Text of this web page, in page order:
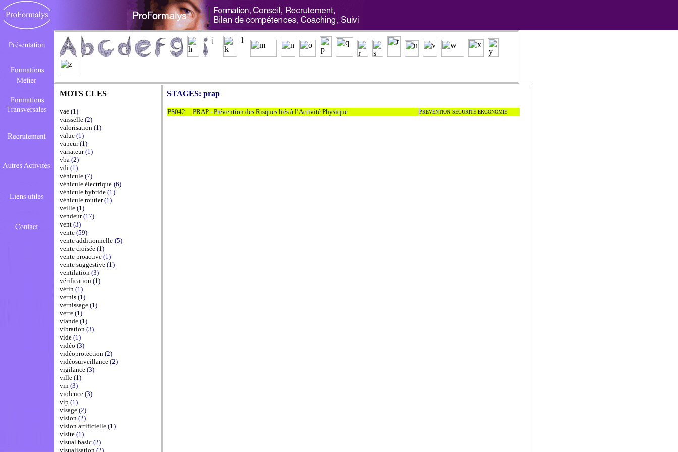
MOTS CLES
vae (1)
vaisselle (2)
valorisation (1)
value (1)
vapeur(1)
variateur(1)
vba (2)
vdi (1)
véhicule (7)
véhicule électrique (6)
véhicule hybride (1)
véhicule routier(1)
veille (1)
vendeur(17)
vent (3)
vente (59)
vente additionnelle (5)
vente croisée (1)
vente proactive (1)
vente suggestive (1)
ventilation (3)
vérification (1)
vérin (1)
vernis (1)
vernissage (1)
verre (1)
viande (1)
vibration (3)
vide (1)
vidéo (3)
vidéoprotection (2)
vidéosurveillance (2)
vigilance (3)
ville (1)
vin (3)
violence (3)
vip (1)
visage (2)
vision (2)
vision artificielle (1)
visite (1)
visual basic (2)
visualisation (2)
STAGES: prap
PS042 PRAP - Prévention des Risques liés à l’Activité Physique PREVENTION SECURITE ERGONOMIE